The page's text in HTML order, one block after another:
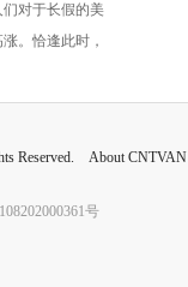
国庆出行
对于长假的美
。恰逢此时，
Reserved. About CNTVAN
号